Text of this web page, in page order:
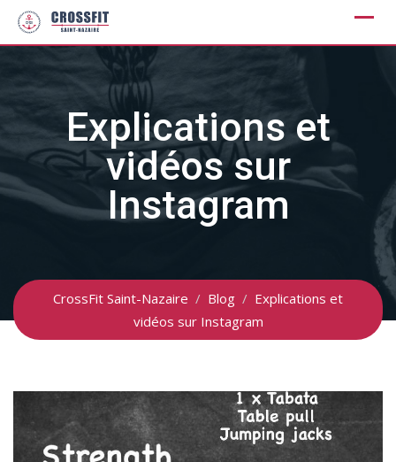
Skip
Explications et
vidéos sur
Instagram
CrossFit Saint-Nazaire / Blog / Explications et
vidéos sur Instagram